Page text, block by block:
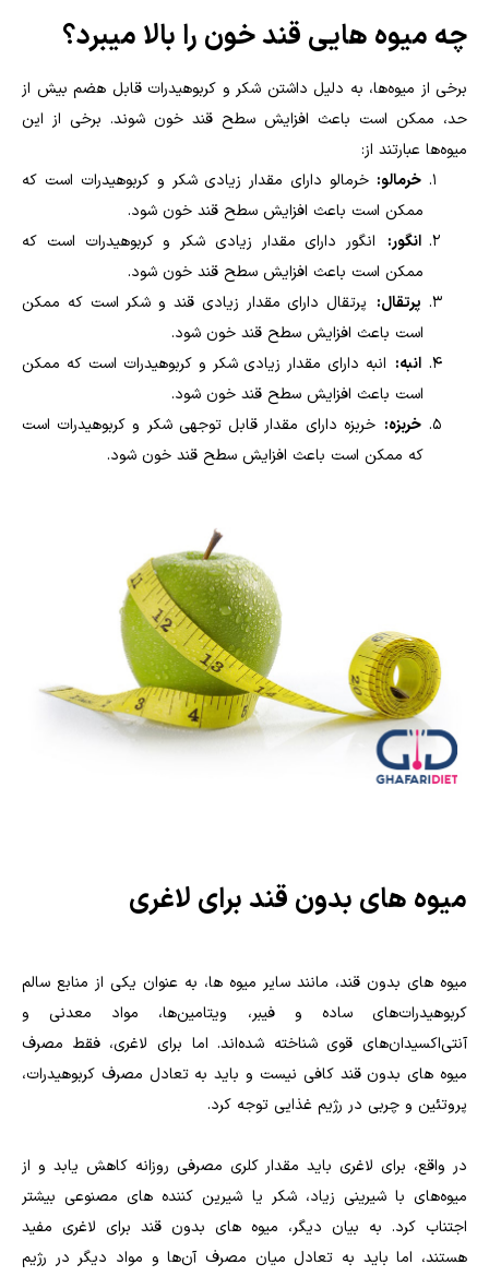
چه میوه هایی قند خون را بالا میبرد؟
برخی از میوه‌ها، به دلیل داشتن شکر و کربوهیدرات قابل هضم بیش از
حد، ممکن است باعث افزایش سطح قند خون شوند. برخی از این
میوه‌ها عبارتند از:
خرمالو: خرمالو دارای مقدار زیادی شکر و کربوهیدرات است که
ممکن است باعث افزایش سطح قند خون شود.
انگور:
انگور دارای مقدار زیادی شکر و کربوهیدرات است که
ممکن است باعث افزایش سطح قند خون شود.
پرتقال: پرتقال دارای مقدار زیادی قند و شکر است که ممکن
است باعث افزایش سطح قند خون شود.
انبه: انبه دارای مقدار زیادی شکر و کربوهیدرات است که ممکن
است باعث افزایش سطح قند خون شود.
خربزه: خربزه دارای مقدار قابل توجهی شکر و کربوهیدرات است
که ممکن است باعث افزایش سطح قند خون شود.
میوه های بدون قند برای لاغری
میوه های بدون قند، مانند سایر میوه ها، به عنوان یکی از منابع سالم
کربوهیدرات‌های ساده و فیبر، ویتامین‌ها، مواد معدنی و
آنتی‌اکسیدان‌های قوی شناخته شده‌اند. اما برای لاغری، فقط مصرف
میوه های بدون قند کافی نیست و باید به تعادل مصرف کربوهیدرات،
پروتئین و چربی در رژیم غذایی توجه کرد.
در واقع، برای لاغری باید مقدار کلری مصرفی روزانه کاهش یابد و از
میوه‌های با شیرینی زیاد، شکر یا شیرین کننده های مصنوعی بیشتر
اجتناب کرد. به بیان دیگر، میوه های بدون قند برای لاغری مفید
هستند، اما باید به تعادل میان مصرف آن‌ها و مواد دیگر در رژیم